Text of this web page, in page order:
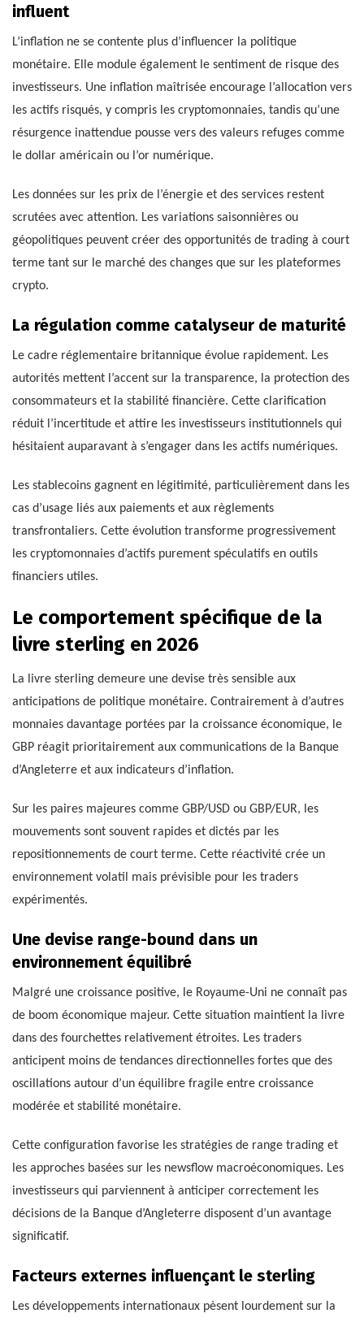
influent
L’inflation ne se contente plus d’influencer la politique
monétaire. Elle module également le sentiment de risque des
investisseurs. Une inflation maîtrisée encourage l’allocation vers
les actifs risqués, y compris les cryptomonnaies, tandis qu’une
résurgence inattendue pousse vers des valeurs refuges comme
le dollar américain ou l’or numérique.
Les données sur les prix de l’énergie et des services restent
scrutées avec attention. Les variations saisonnières ou
géopolitiques peuvent créer des opportunités de trading à court
terme tant sur le marché des changes que sur les plateformes
crypto.
La régulation comme catalyseur de maturité
Le cadre réglementaire britannique évolue rapidement. Les
autorités mettent l’accent sur la transparence, la protection des
consommateurs et la stabilité financière. Cette clarification
réduit l’incertitude et attire les investisseurs institutionnels qui
hésitaient auparavant à s’engager dans les actifs numériques.
Les stablecoins gagnent en légitimité, particulièrement dans les
cas d’usage liés aux paiements et aux règlements
transfrontaliers. Cette évolution transforme progressivement
les cryptomonnaies d’actifs purement spéculatifs en outils
financiers utiles.
Le comportement spécifique de la
livre sterling en 2026
La livre sterling demeure une devise très sensible aux
anticipations de politique monétaire. Contrairement à d’autres
monnaies davantage portées par la croissance économique, le
GBP réagit prioritairement aux communications de la Banque
d’Angleterre et aux indicateurs d’inflation.
Sur les paires majeures comme GBP/USD ou GBP/EUR, les
mouvements sont souvent rapides et dictés par les
repositionnements de court terme. Cette réactivité crée un
environnement volatil mais prévisible pour les traders
expérimentés.
Une devise range-bound dans un
environnement équilibré
Malgré une croissance positive, le Royaume-Uni ne connaît pas
de boom économique majeur. Cette situation maintient la livre
dans des fourchettes relativement étroites. Les traders
anticipent moins de tendances directionnelles fortes que des
oscillations autour d’un équilibre fragile entre croissance
modérée et stabilité monétaire.
Cette configuration favorise les stratégies de range trading et
les approches basées sur les newsflow macroéconomiques. Les
investisseurs qui parviennent à anticiper correctement les
décisions de la Banque d’Angleterre disposent d’un avantage
significatif.
Facteurs externes influençant le sterling
Les développements internationaux pèsent lourdement sur la